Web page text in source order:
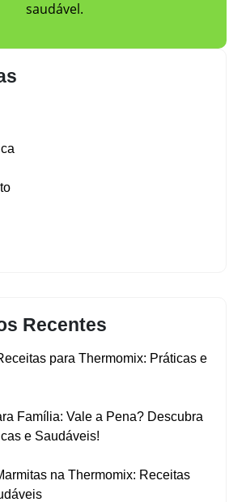
saudável.
Recentes
para Thermomix: Práticas e
Família: Vale a Pena? Descubra
e Saudáveis!
na Thermomix: Receitas